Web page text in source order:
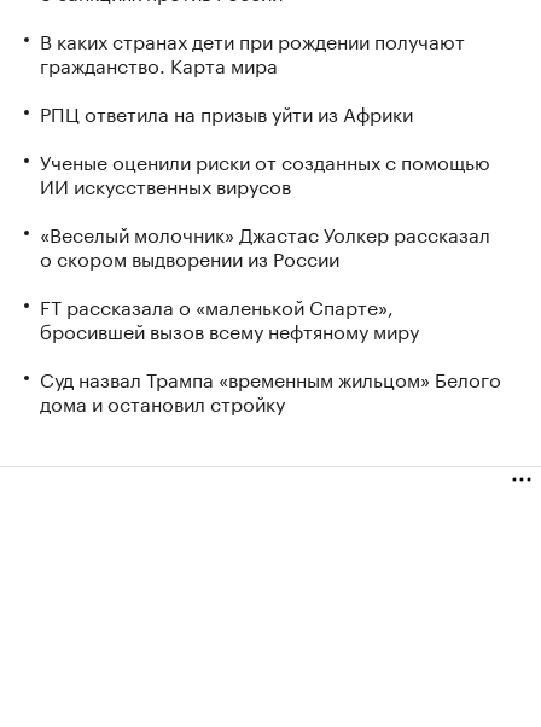
В каких странах дети при рождении получают
гражданство. Карта мира
РПЦ ответила на призыв уйти из Африки
Ученые оценили риски от созданных с помощью
ИИ искусственных вирусов
«Веселый молочник» Джастас Уолкер рассказал
о скором выдворении из России
FT рассказала о «маленькой Спарте»,
бросившей вызов всему нефтяному миру
Суд назвал Трампа «временным жильцом» Белого
дома и остановил стройку